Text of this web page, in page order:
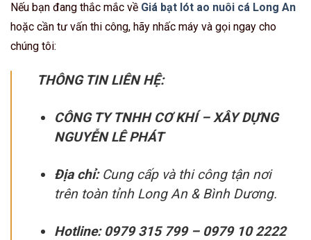
Nếu bạn đang thắc mắc về Giá bạt lót ao nuôi cá Long An
hoặc cần tư vấn thi công, hãy nhấc máy và gọi ngay cho
chúng tôi:
THÔNG TIN LIÊN HỆ:
CÔNG TY TNHH CƠ KHÍ – XÂY DỰNG
NGUYỄN LÊ PHÁT
Địa chỉ:Cung cấp và thi công tận nơi
trên toàn tỉnh Long An & Bình Dương.
Hotline: 0979 315 799 – 0979 10 2222